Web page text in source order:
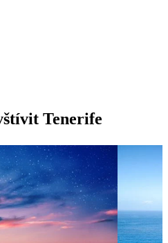
Tenerife